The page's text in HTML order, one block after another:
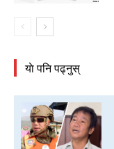
याे पनि पढ्नुस्